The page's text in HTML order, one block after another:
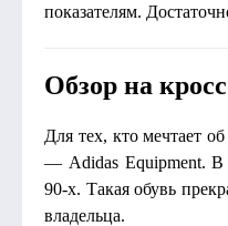
показателям.
Обзор на
Для тех, кто мечтает
— Adidas Equipment. В
90-х. Такая обувь
владельца.